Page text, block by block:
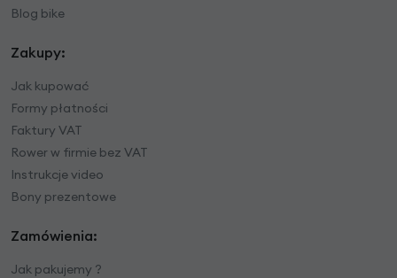
Blog bike
Zakupy:
Jak kupować
Formy płatności
Faktury VAT
Rower w firmie bez VAT
Instrukcje video
Bony prezentowe
Zamówienia:
Jak pakujemy ?